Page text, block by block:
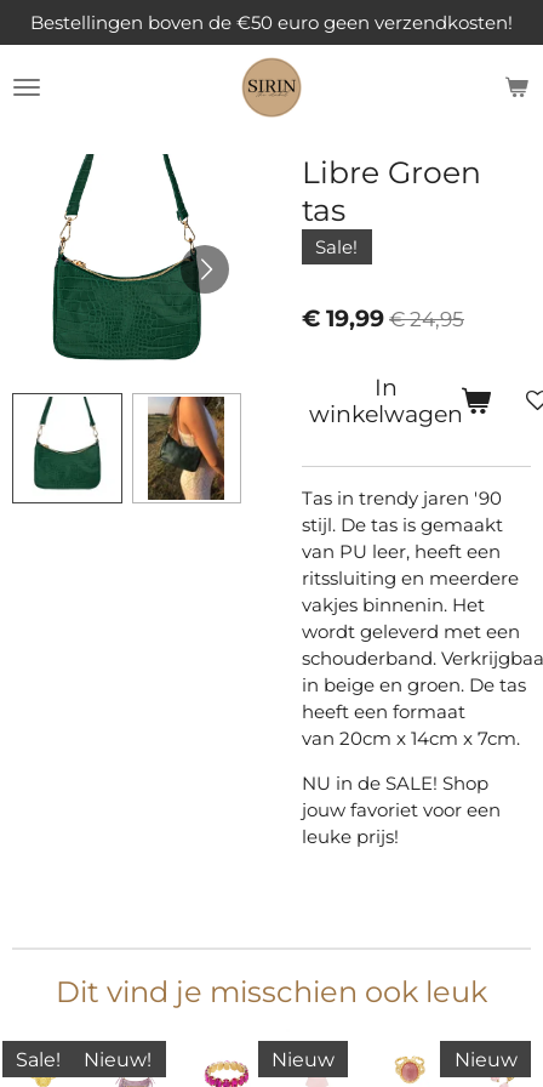
Ga
direct
naar
Bestellingen boven de €50 euro geen verzendkosten!
Libre Groen
tas
Sale!
€ 19,99€ 24,95
In
winkelwagen
Tas in trendy jaren '90
stijl. De tas is gemaakt
van PU leer, heeft een
ritssluiting en meerdere
vakjes binnenin. Het
wordt geleverd met een
schouderband.
in beige en groen. De tas
heeft een formaat
van 20cm x 14cm x 7cm.
NU in de SALE! Shop
jouw favoriet voor een
leuke prijs!
Dit vind je misschien ook leuk
Sale! Nieuw! Nieuw Nieuw